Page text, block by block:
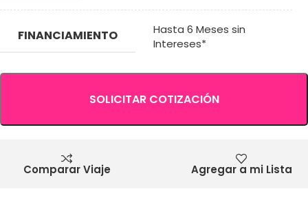
FINANCIAMIENTO
Hasta 6 Meses sin
Intereses*
SOLICITAR COTIZACIÓN
Comparar Viaje Agregar a mi Lista